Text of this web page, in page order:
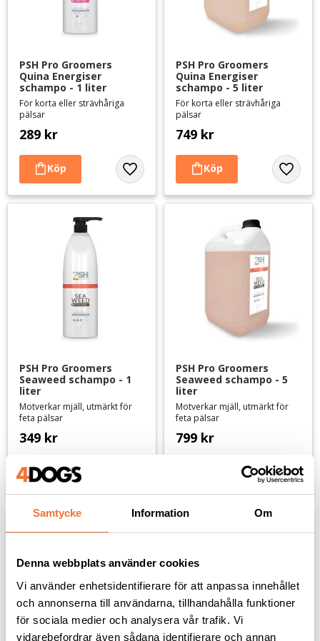
Samtycke Information Om
Denna webbplats använder cookies
Vi använder enhetsidentifierare för att anpassa innehållet
och annonserna till användarna, tillhandahålla funktioner
för sociala medier och analysera vår trafik. Vi
vidarebefordrar även sådana identifierare och annan
PSH Pro Groomers
Quina Energiser
schampo - 1 liter
För korta eller strävhåriga
pälsar
289 kr
Lägg till i favoriter
PSH Pro Groomers
Quina Energiser
schampo - 5 liter
För korta eller strävhåriga
pälsar
749 kr
Lägg
PSH Pro Groomers
Seaweed schampo - 1
liter
Motverkar mjäll, utmärkt för
feta pälsar
349 kr
PSH Pro Groomers
Seaweed schampo - 5
liter
Motverkar mjäll, utmärkt för
feta pälsar
799 kr
Lägg